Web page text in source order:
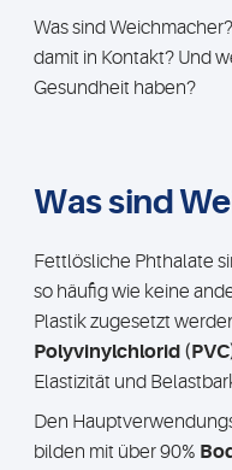
Was sind
damit in Kontakt? Und
Gesundheit haben?
Was sind
Fettlösliche Phthalate
so häufig wie keine
Plastik zugesetzt
Polyvinylchlorid
Elastizität und
Den
bilden mit über 90%